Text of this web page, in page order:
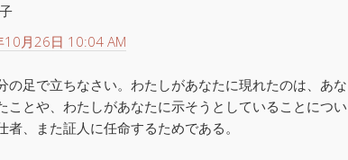
10月26日 10:04 AM
の足で立ちなさい。わたしがあなたに現れたのは、あな
ことや、わたしがあなたに示そうとしていることについ
者、また証人に任命するためである。